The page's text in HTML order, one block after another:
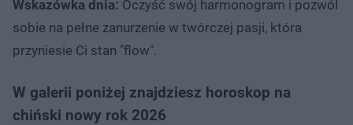
Wskazówka dnia: Oczyść swój harmonogram i pozwól
sobie na pełne zanurzenie w twórczej pasji, która
przyniesie Ci stan "flow".
W galerii poniżej znajdziesz horoskop na
chiński nowy rok 2026